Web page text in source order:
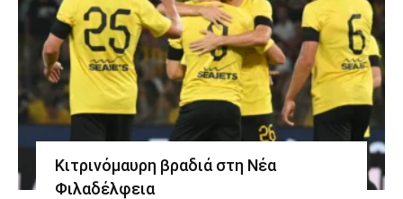
Κιτρινόμαυρη βραδιά στη Νέα
Φιλαδέλφεια